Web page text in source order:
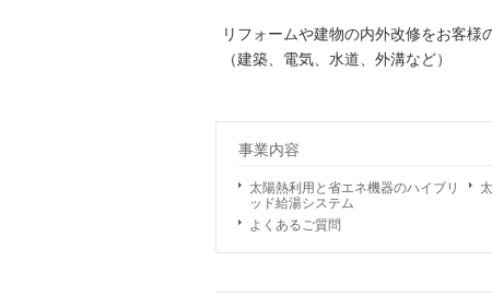
リフォームや建物の内外改修をお客様
（建築、電気、水道、外溝など）
事業内容
太陽熱利用と省エネ機器のハイブリ
ッド給湯システム
よくあるご質問